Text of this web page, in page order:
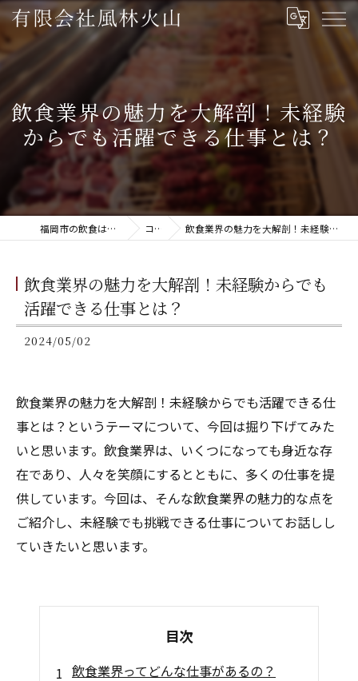
飲食業界の魅力を大解剖！未経験
からでも活躍できる仕事とは？
福岡市の飲食は有限会社風林火山 コラム 飲食業界の魅力を大解剖！未経験からでも活躍できる仕事とは？
飲食業界の魅力を大解剖！未経験からでも
活躍できる仕事とは？
2024/05/02
飲食業界の魅力を大解剖！未経験からでも活躍できる仕
事とは？というテーマについて、今回は掘り下げてみた
いと思います。飲食業界は、いくつになっても身近な存
在であり、人々を笑顔にするとともに、多くの仕事を提
供しています。今回は、そんな飲食業界の魅力的な点を
ご紹介し、未経験でも挑戦できる仕事についてお話しし
ていきたいと思います。
目次
飲食業界ってどんな仕事があるの？